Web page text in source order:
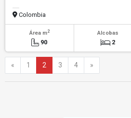
Colombia
Área m2
90
Alcobas
2
« Anterior
1 2 3 4 »